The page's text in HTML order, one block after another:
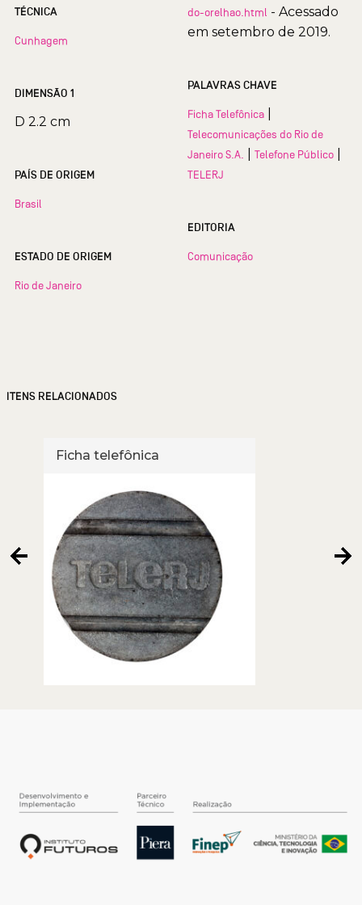
TÉCNICA
Cunhagem
DIMENSÃO 1
D 2.2 cm
PAÍS DE ORIGEM
Brasil
ESTADO DE ORIGEM
Rio de Janeiro
do-orelhao.html - Acessado
em setembro de 2019.
PALAVRAS CHAVE
Ficha Telefônica
Telecomunicações do Rio de
Janeiro S.A.
Telefone Público
TELERJ
EDITORIA
Comunicação
ITENS RELACIONADOS
Ficha telefônica